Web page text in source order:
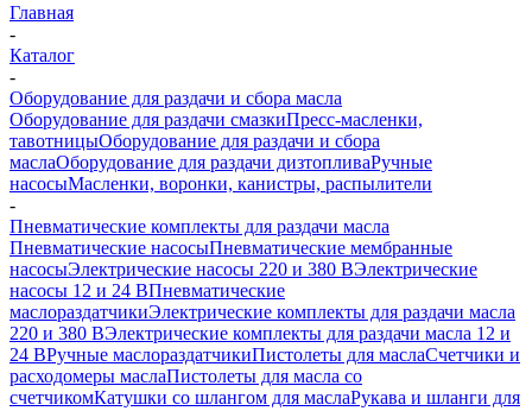
Главная
-
Каталог
-
Оборудование для раздачи и сбора масла
Оборудование для раздачи смазкиПресс-масленки,
тавотницыОборудование для раздачи и сбора
маслаОборудование для раздачи дизтопливаРучные
насосыМасленки, воронки, канистры, распылители
-
Пневматические комплекты для раздачи масла
Пневматические насосыПневматические мембранные
насосыЭлектрические насосы 220 и 380 ВЭлектрические
насосы 12 и 24 ВПневматические
маслораздатчикиЭлектрические комплекты для раздачи масла
220 и 380 ВЭлектрические комплекты для раздачи масла 12 и
24 ВРучные маслораздатчикиПистолеты для маслаСчетчики и
расходомеры маслаПистолеты для масла со
счетчикомКатушки со шлангом для маслаРукава и шланги для